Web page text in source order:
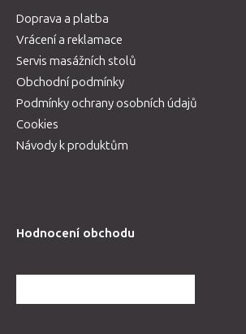
Doprava a platba
Vrácení a reklamace
Servis masážních stolů
Obchodní podmínky
Podmínky ochrany osobních údajů
Cookies
Návody k produktům
Hodnocení obchodu